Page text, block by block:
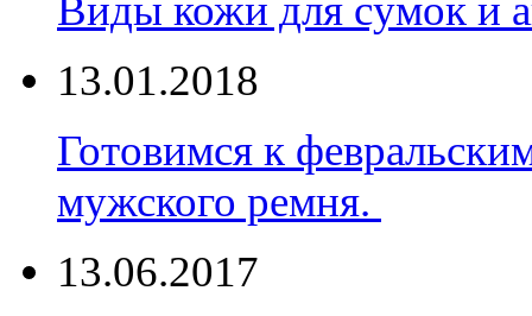
Виды кожи для сумок и
13.01.2018
Готовимся к
мужского ремня.
13.06.2017